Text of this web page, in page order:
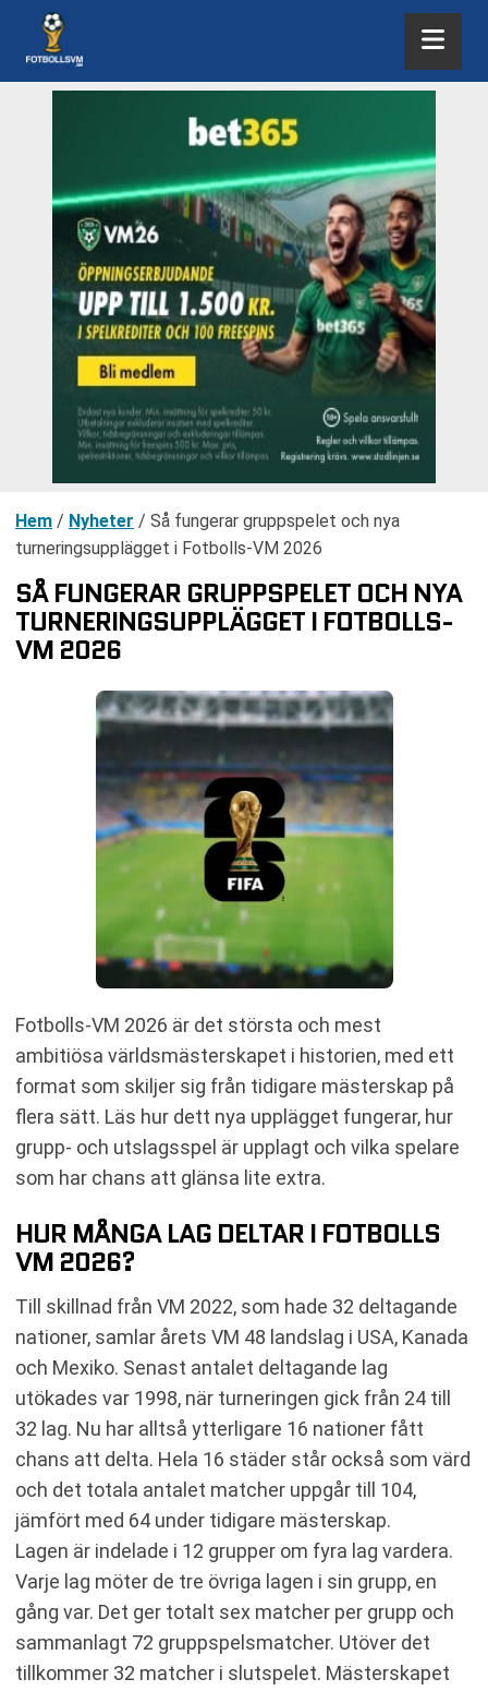
Hem / Nyheter / Så fungerar gruppspelet och nya
turneringsupplägget i Fotbolls-VM 2026
SÅ FUNGERAR GRUPPSPELET OCH NYA
TURNERINGSUPPLÄGGET I FOTBOLLS-
VM 2026
Fotbolls-VM 2026 är det största och mest
ambitiösa världsmästerskapet i historien, med ett
format som skiljer sig från tidigare mästerskap på
flera sätt. Läs hur dett nya upplägget fungerar, hur
grupp- och utslagsspel är upplagt och vilka spelare
som har chans att glänsa lite extra.
HUR MÅNGA LAG DELTAR I FOTBOLLS
VM 2026?
Till skillnad från VM 2022, som hade 32 deltagande
nationer, samlar årets VM 48 landslag i USA, Kanada
och Mexiko. Senast antalet deltagande lag
utökades var 1998, när turneringen gick från 24 till
32 lag. Nu har alltså ytterligare 16 nationer fått
chans att delta. Hela 16 städer står också som värd
och det totala antalet matcher uppgår till 104,
jämfört med 64 under tidigare mästerskap.
Lagen är indelade i 12 grupper om fyra lag vardera.
Varje lag möter de tre övriga lagen i sin grupp, en
gång var. Det ger totalt sex matcher per grupp och
sammanlagt 72 gruppspelsmatcher. Utöver det
tillkommer 32 matcher i slutspelet. Mästerskapet